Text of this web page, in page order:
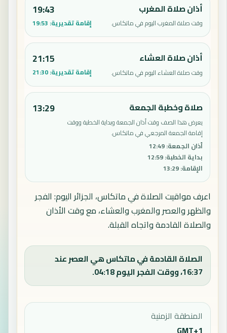
أذان صلاة المغرب
وقت صلاة المغرب اليوم في ماتكاس.
19:43
إقامة تقديرية: 19:53
أذان صلاة العشاء
وقت صلاة العشاء اليوم في ماتكاس.
21:15
إقامة تقديرية:21:30
صلاة وخطبة الجمعة
يعرض هذا الصف وقت أذان الجمعة وبداية الخطبة ووقت
إقامة الجمعة المرجعي في ماتكاس.
أذان الجمعة:
12:49
بداية الخطبة:
12:59
الإقامة:
13:29
13:29
اعرف مواقيت الصلاة في ماتكاس، الجزائر اليوم: الفجر
والظهر والعصر والمغرب والعشاء، مع وقت الأذان
والصلاة القادمة واتجاه القبلة.
الصلاة القادمة في ماتكاس هي العصر عند
16:37، ووقت الفجر اليوم 04:18.
المنطقة الزمنية